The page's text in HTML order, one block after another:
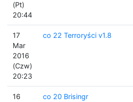
(Pt)
20:44
17
Mar
2016
(Czw)
20:23
co 22 Terroryści v1.8
16
co 20 Brisingr